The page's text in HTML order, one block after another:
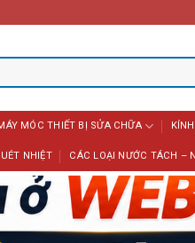
MÓC THIẾT BỊ SỬA CHỮA
NHIỆT CÁC LOẠI NƯỚC TÁCH –